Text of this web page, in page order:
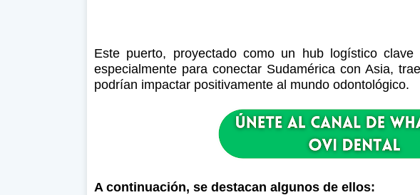
Este puerto, proyectado como un hub logístico
especialmente para conectar Sudamérica con Asia,
podrían impactar positivamente al mundo odontológico.
A continuación, se destacan algunos de ellos: